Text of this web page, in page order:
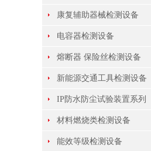
康复辅助器械检测设备
电容器检测设备
熔断器 保险丝检测设备
新能源交通工具检测设备
IP防水防尘试验装置系列
材料燃烧类检测设备
能效等级检测设备